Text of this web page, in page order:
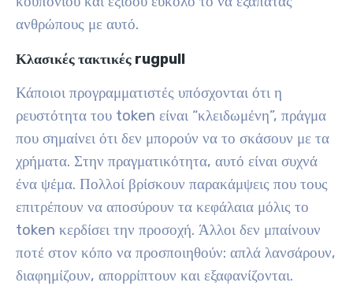
ανθρώπους με αυτό.
Κλασικές τακτικές rugpull
Κάποιοι προγραμματιστές υπόσχονται ότι η
ρευστότητα του token είναι “κλειδωμένη”, πράγμα
που σημαίνει ότι δεν μπορούν να το σκάσουν με τα
χρήματα. Στην πραγματικότητα, αυτό είναι συχνά
ένα ψέμα. Πολλοί βρίσκουν παρακάμψεις που τους
επιτρέπουν να αποσύρουν τα κεφάλαια μόλις το
token κερδίσει την προσοχή. Άλλοι δεν μπαίνουν
ποτέ στον κόπο να προσποιηθούν: απλά λανσάρουν,
διαφημίζουν, απορρίπτουν και εξαφανίζονται.